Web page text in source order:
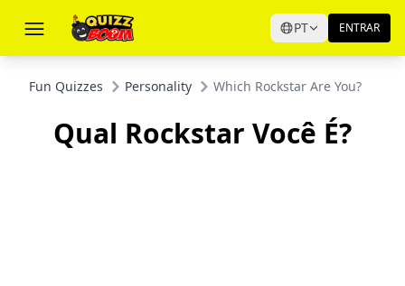
PT ENTRAR
Fun Quizzes Personality Which Rockstar Are You?
Qual Rockstar Você É?